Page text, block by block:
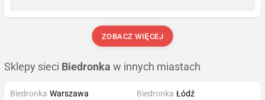
ZOBACZ WIĘCEJ
Sklepy sieci Biedronka w innych miastach
Biedronka Warszawa
Biedronka Łódź